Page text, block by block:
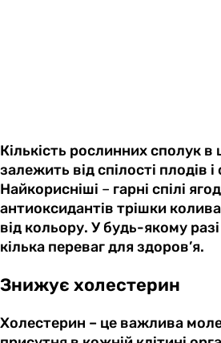
Кількість рослинних сполук в
залежить від спілості плодів і
Найкорисніші – гарні спілі
антиоксидантів трішки
від кольору. У будь-якому
кілька переваг для здоров’я.
Знижує холестерин
Холестерин – це важлива